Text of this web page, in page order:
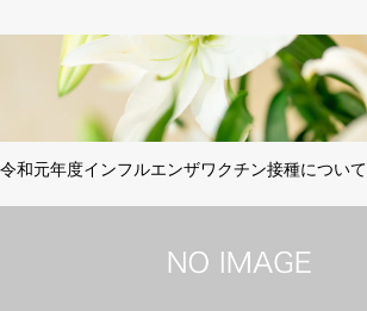
令和元年度インフルエンザワクチン接種について